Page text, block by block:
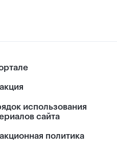
использования
сайта
политика